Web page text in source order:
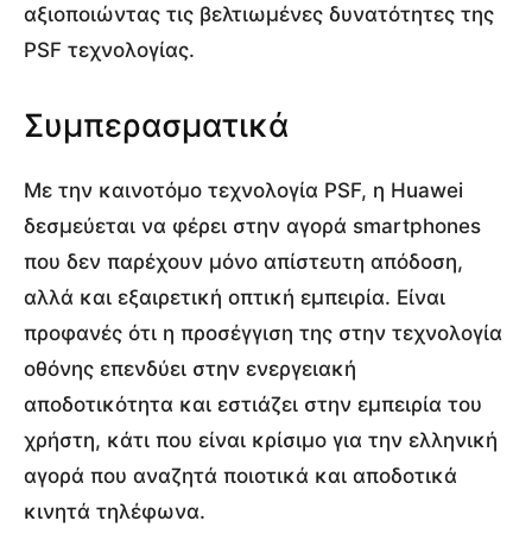
αξιοποιώντας τις βελτιωμένες δυνατότητες της
PSF τεχνολογίας.
Συμπερασματικά
Με την καινοτόμο τεχνολογία PSF, η Huawei
δεσμεύεται να φέρει στην αγορά smartphones
που δεν παρέχουν μόνο απίστευτη απόδοση,
αλλά και εξαιρετική οπτική εμπειρία. Είναι
προφανές ότι η προσέγγιση της στην τεχνολογία
οθόνης επενδύει στην ενεργειακή
αποδοτικότητα και εστιάζει στην εμπειρία του
χρήστη, κάτι που είναι κρίσιμο για την ελληνική
αγορά που αναζητά ποιοτικά και αποδοτικά
κινητά τηλέφωνα.